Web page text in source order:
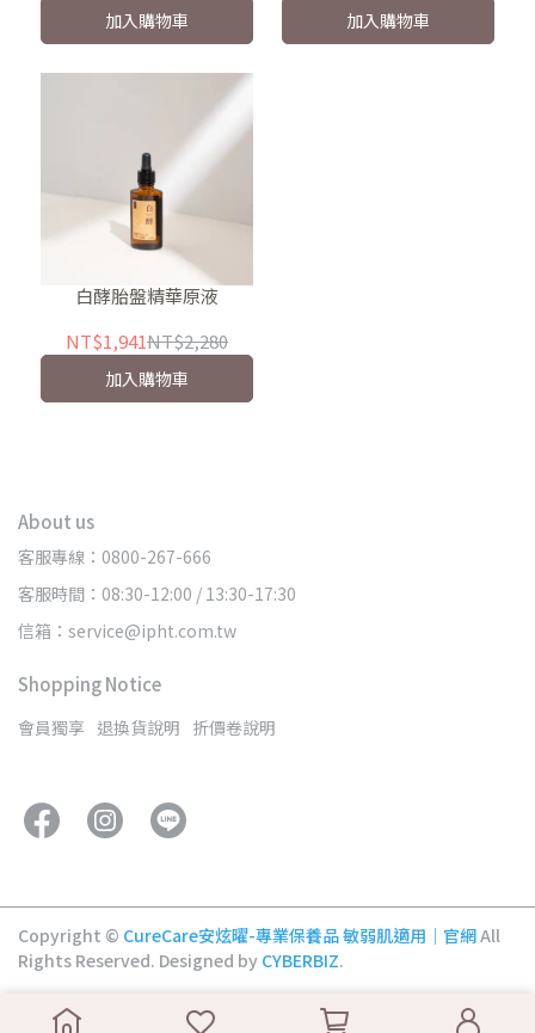
加入購物車 加入購物車
白酵胎盤精華原液
NT$1,941NT$2,280
加入購物車
About us
客服專線：0800-267-666
客服時間：08:30-12:00 / 13:30-17:30
信箱：service@ipht.com.tw
Shopping Notice
會員獨享 退換貨說明 折價卷說明
Copyright © CureCare安炫曜-專業保養品 敏弱肌適用｜官網All
Rights Reserved. Designed by CYBERBIZ.